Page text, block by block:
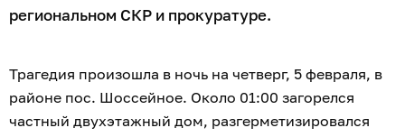
региональном СКР и прокуратуре.
Трагедия произошла в ночь на четверг, 5 февраля, в
районе пос. Шоссейное. Около 01:00 загорелся
частный двухэтажный дом, разгерметизировался